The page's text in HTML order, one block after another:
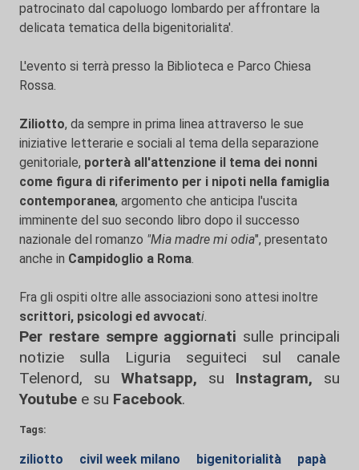
patrocinato dal capoluogo lombardo per affrontare la
delicata tematica della bigenitorialita'.
L'evento si terrà presso la Biblioteca e Parco Chiesa
Rossa.
Ziliotto, da sempre in prima linea attraverso le sue
iniziative letterarie e sociali al tema della separazione
genitoriale, porterà all'attenzione il tema dei nonni
come figura di riferimento per i nipoti nella famiglia
contemporanea, argomento che anticipa l'uscita
imminente del suo secondo libro dopo il successo
nazionale del romanzo "Mia madre mi odia", presentato
anche in Campidoglio a Roma.
Fra gli ospiti oltre alle associazioni sono attesi inoltre
scrittori, psicologi ed avvocati.
Per restare sempre aggiornati sulle principali
notizie sulla Liguria seguiteci sul canale
Telenord, su
Whatsapp, su Instagram, su
Youtube e su Facebook.
Tags:
ziliotto civil week milano bigenitorialità
papà